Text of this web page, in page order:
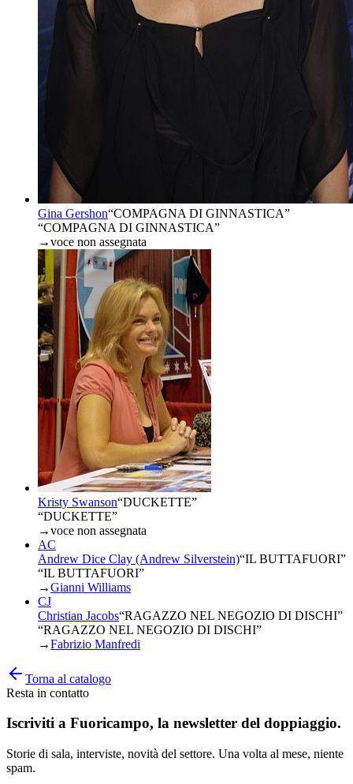
Gina Gershon“COMPAGNA DI GINNASTICA”
“COMPAGNA DI GINNASTICA”
→voce non assegnata
Kristy Swanson“DUCKETTE”
“DUCKETTE”
→voce non assegnata
AC
Andrew Dice Clay (Andrew Silverstein)“IL BUTTAFUORI”
“IL BUTTAFUORI”
→Gianni Williams
CJ
Christian Jacobs“RAGAZZO NEL NEGOZIO DI DISCHI”
“RAGAZZO NEL NEGOZIO DI DISCHI”
→Fabrizio Manfredi
Torna al catalogo
Resta in contatto
Iscriviti a Fuoricampo, la newsletter del doppiaggio.
Storie di sala, interviste, novità del settore. Una volta al mese, niente
spam.